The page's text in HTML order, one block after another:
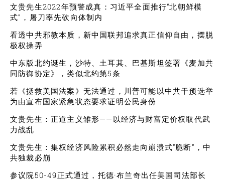
文贵先生2022年预警成真：习近平全面推行“北朝鲜模
式”，屠刀率先砍向体制内
看透中共邪教本质，新中国联邦追求真正信仰自由，摆脱
极权操弄
中东版北约诞生，沙特、土耳其、巴基斯坦签署《麦加共
同防御协定》，类似北约第5条
若《拯救美国法案》无法通过，川普可能以中共干预选举
为由宣布国家紧急状态要求证明公民身份
文贵先生：正道主义雏形——以经济与财富定价权取代武
力战乱
文贵先生：集权经济风险累积必然走向崩溃式“脆断”，中
共独裁必崩
参议院50-49正式通过，托德·布兰奇出任美国司法部长